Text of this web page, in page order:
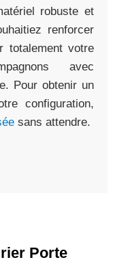
robuste et
renforcer
totalement votre
avec
Pour obtenir un
configuration,
sans attendre.
Porte